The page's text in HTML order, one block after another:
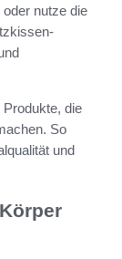
nutze die
die
So
und